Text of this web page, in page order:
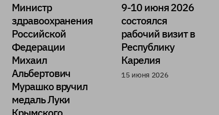
паллиативной
помощи
взрослым»
Министр
здравоохранения
Российской
Федерации
Михаил
Альбертович
Мурашко вручил
медаль Луки
9-10 июня 2026
состоялся
рабочий визит в
Республику
Карелия
15 июня 2026